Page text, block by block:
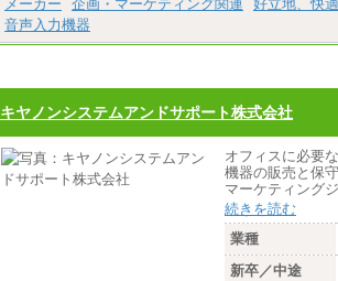
メーカー
企画・マーケティング関連 好立地、快
音声入力機器
キヤノンシステムアンドサポート株式会社
オフィスに必要
機器の販売と保
マーケティング
続きを読む
業種
新卒／中途